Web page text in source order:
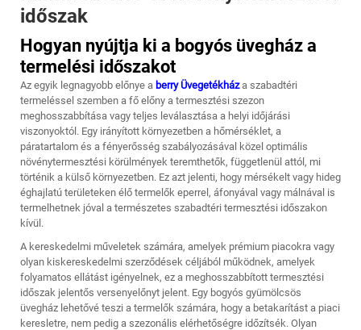
időszak
Hogyan nyújtja ki a bogyós üvegház a
termelési időszakot
Az egyik legnagyobb előnye a berry Üvegetékháza szabadtéri
termeléssel szemben a fő előny a termesztési szezon
meghosszabbítása vagy teljes leválasztása a helyi időjárási
viszonyoktól. Egy irányított környezetben a hőmérséklet, a
páratartalom és a fényerősség szabályozásával közel optimális
növénytermesztési körülmények teremthetők, függetlenül attól, mi
történik a külső környezetben. Ez azt jelenti, hogy mérsékelt vagy hideg
éghajlatú területeken élő termelők eperrel, áfonyával vagy málnával is
termelhetnek jóval a természetes szabadtéri termesztési időszakon
kívül.
A kereskedelmi műveletek számára, amelyek prémium piacokra vagy
olyan kiskereskedelmi szerződések céljából működnek, amelyek
folyamatos ellátást igényelnek, ez a meghosszabbított termesztési
időszak jelentős versenyelőnyt jelent. Egy bogyós gyümölcsös
üvegház lehetővé teszi a termelők számára, hogy a betakarítást a piaci
keresletre, nem pedig a szezonális elérhetőségre időzítsék. Olyan